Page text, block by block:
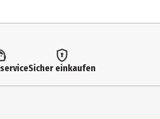
Sicher einkaufen